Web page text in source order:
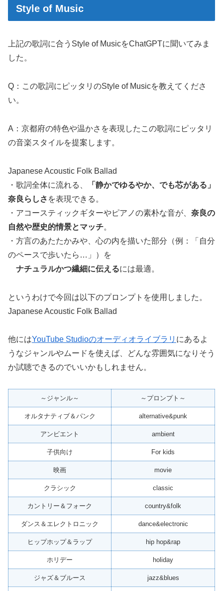
Style of Music
上記の歌詞に合うStyle of MusicをChatGPTに聞いてみま
した。
Q：この歌詞にピッタリのStyle of Musicを教えてくださ
い。
A：京都府の特色や温かさを表現したこの歌詞にピッタリ
の音楽スタイルを提案します。
Japanese Acoustic Folk Ballad
・歌詞全体に流れる、
「静かでゆるやか、でも芯がある」
奈良らしさ を表現できる。
・アコースティックギターやピアノの素朴な音が、 奈良の
自然や歴史的情景とマッチ。
・方言のあたたかみや、心の内を描いた部分（例：「自分
のペースで歩いたら…」）を
ナチュラルかつ繊細に伝えるには最適。
というわけで今回は以下のプロンプトを使用しました。
Japanese Acoustic Folk Ballad
他にはYouTube Studioのオーディオライブラリ にあるよ
うなジャンルやムードを使えば、どんな雰囲気になりそう
か試聴できるのでいいかもしれません。
～ジャンル～ ～プロンプト～
オルタナティブ＆パンク alternative&punk
アンビエント ambient
子供向け For kids
映画 movie
クラシック classic
カントリー＆フォーク country&folk
ダンス＆エレクトロニック dance&electronic
ヒップホップ＆ラップ hip hop&rap
ホリデー holiday
ジャズ＆ブルース jazz&blues